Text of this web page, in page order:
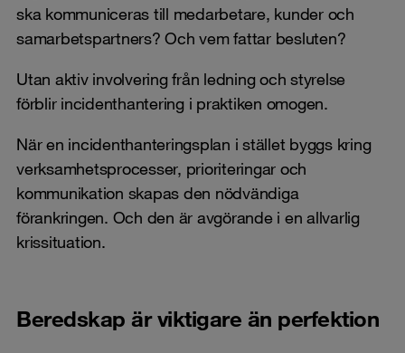
ska kommuniceras till medarbetare, kunder och
samarbetspartners? Och vem fattar besluten?
Utan aktiv involvering från ledning och styrelse
förblir incidenthantering i praktiken omogen.
När en incidenthanteringsplan i stället byggs kring
verksamhetsprocesser, prioriteringar och
kommunikation skapas den nödvändiga
förankringen. Och den är avgörande i en allvarlig
krissituation.
Beredskap är viktigare än perfektion